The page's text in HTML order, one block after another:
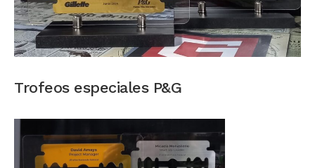
Trofeos especiales P&G